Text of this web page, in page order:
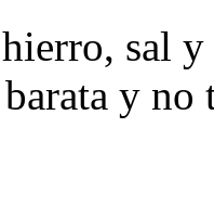
sal
y no